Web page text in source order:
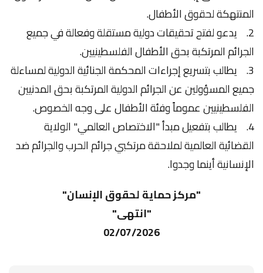
المنتهكة لحقوق الأطفال.
2. يدعو لفتح تحقيقات دولية مستقلة وفعالة في جميع
الجرائم المرتكبة بحق الأطفال الفلسطينيين.
3. يطالب بتسريع إجراءات المحكمة الجنائية الدولية لمساءلة
جميع المسؤولين عن الجرائم الدولية المرتكبة بحق المدنيين
الفلسطينيين عموماً وفئة الأطفال على وجه الخصوص.
4. يطالب بتفعيل مبدأ "الاختصاص العالمي" الولاية
القضائية العالمية لملاحقة مرتكبي جرائم الحرب والجرائم ضد
الإنسانية أينما وجدوا.
"مركز حماية لحقوق الإنسان"
"انتهى"
02/07/2026